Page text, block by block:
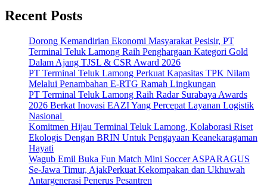
Recent Posts
Dorong Kemandirian Ekonomi Masyarakat Pesisir, PT
Terminal Teluk Lamong Raih Penghargaan Kategori Gold
Dalam Ajang TJSL & CSR Award 2026
PT Terminal Teluk Lamong Perkuat Kapasitas TPK Nilam
Melalui Penambahan E-RTG Ramah Lingkungan
PT Terminal Teluk Lamong Raih Radar Surabaya Awards
2026 Berkat Inovasi EAZI Yang Percepat Layanan Logistik
Nasional
Komitmen Hijau Terminal Teluk Lamong, Kolaborasi Riset
Ekologis Dengan BRIN Untuk Pengayaan Keanekaragaman
Hayati
Wagub Emil Buka Fun Match Mini Soccer ASPARAGUS
Se-Jawa Timur, AjakPerkuat Kekompakan dan Ukhuwah
Antargenerasi Penerus Pesantren